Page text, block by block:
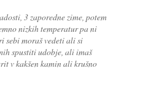
3 zaporedne zime, potem
nizkih temperatur pa ni
sebi moraš vedeti ali si
spustiti udobje, ali imaš
v kakšen kamin ali krušno